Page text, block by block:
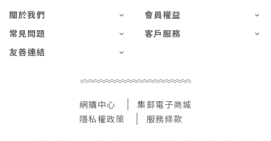
關於我們
會員權益
常見問題
客戶服務
友善連結
網購中心
集郵電子商城
隱私權政策
服務條款